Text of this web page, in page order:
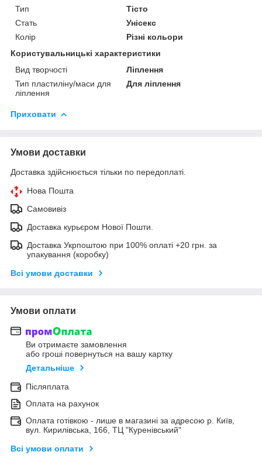
Тип
Тісто
Стать
Унісекс
Колір
Різні кольори
Користувальницькі характеристики
Вид творчості
Ліплення
Тип пластиліну/маси для
ліплення
Для ліплення
Приховати
Умови доставки
Доставка здійснюється тільки по передоплаті.
Нова Пошта
Самовивіз
Доставка курьєром Нової Пошти.
Доставка Укрпоштою при 100% оплаті +20 грн. за
упакування (коробку)
Всі умови доставки
Умови оплати
Ви отримаєте замовлення
або гроші повернуться на вашу картку
Детальніше
Післяплата
Оплата на рахунок
Оплата готівкою - лише в магазині за адресою р. Київ,
вул. Кирилівська, 166, ТЦ "Куренівський"
Всі умови оплати